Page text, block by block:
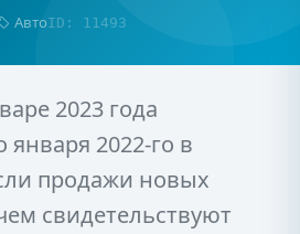
АвтоID: 11493
2023 года
января 2022-го в
продажи новых
свидетельствуют